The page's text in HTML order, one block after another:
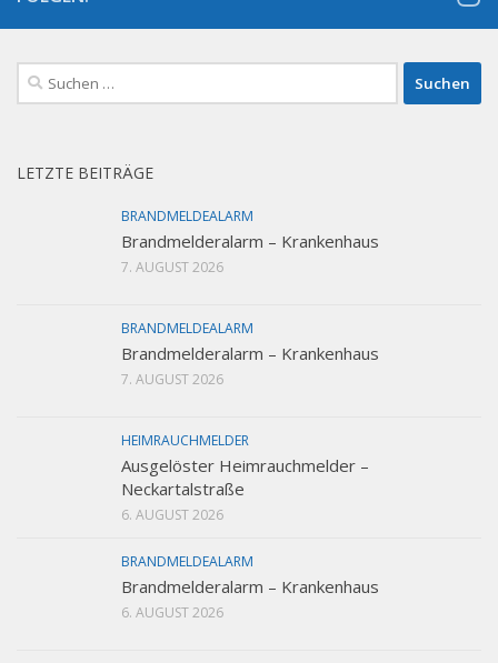
Suchen
nach:
LETZTE BEITRÄGE
BRANDMELDEALARM
Brandmelderalarm – Krankenhaus
7. AUGUST 2026
BRANDMELDEALARM
Brandmelderalarm – Krankenhaus
7. AUGUST 2026
HEIMRAUCHMELDER
Ausgelöster Heimrauchmelder –
Neckartalstraße
6. AUGUST 2026
BRANDMELDEALARM
Brandmelderalarm – Krankenhaus
6. AUGUST 2026